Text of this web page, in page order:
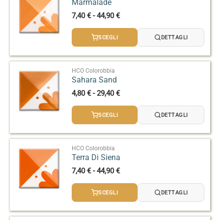
Marmalade
7,40€ - 44,90€Fascia
prezzo:
a
SCEGLI DETTAGLI
HCO Colorobbia
Sahara Sand
4,80€ - 29,40€Fascia
prezzo:
a
SCEGLI DETTAGLI
HCO Colorobbia
Terra Di Siena
7,40€ - 44,90€Fascia
prezzo:
a
SCEGLI DETTAGLI